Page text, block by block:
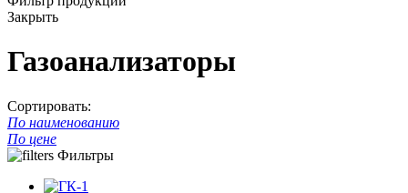
Закрыть
Газоанализаторы
Сортировать:
По наименованию
По цене
Фильтры